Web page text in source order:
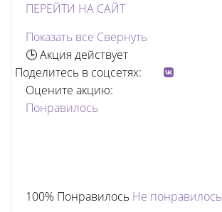
ПЕРЕЙТИ НА САЙТ
Показать все Свернуть
🕒 Акция действует
Поделитесь в соцсетях:
Оцените акцию:
Понравилось
100% Понравилось Не понравилось